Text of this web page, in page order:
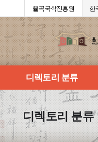
율곡국학진흥원 한
디렉토리 분류
디렉토리 분류